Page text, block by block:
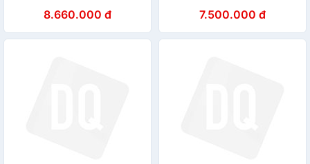
8.660.000 đ 7.500.000 đ